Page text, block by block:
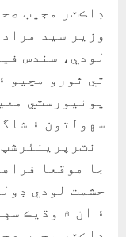
ڊاڪٽر مجيب
وزير سيد
لودي، سندس
تي ٿورو مڃيو
يونيورسٽي
سهولتون ۽
جا موقعا
حشمت لودي
۽ ان ۾ وڌيڪ